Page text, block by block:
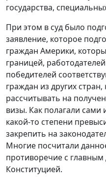
государства,
При этом в суд было
заявление, которое
граждан Америки,
границей,
победителей
граждан из других
рассчитывать на
визы. Как полагали сами
какой-то степени
закрепить на
Многие посчитали
противоречие с главным
Конституцией.